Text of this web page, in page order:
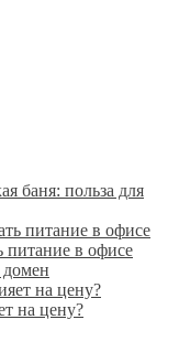
баня: польза для
питание в офисе
на цену?